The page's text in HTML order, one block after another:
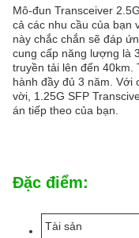
Mô-đun Transceiver
cả các nhu cầu của bạn
này chắc chắn sẽ đáp
cung cấp năng lượng là
truyền tải lên đến
hành đầy đủ 3 năm. Với
vời, 1.25G SFP
án tiếp theo của bạn.
Đặc điểm:
Tài sản